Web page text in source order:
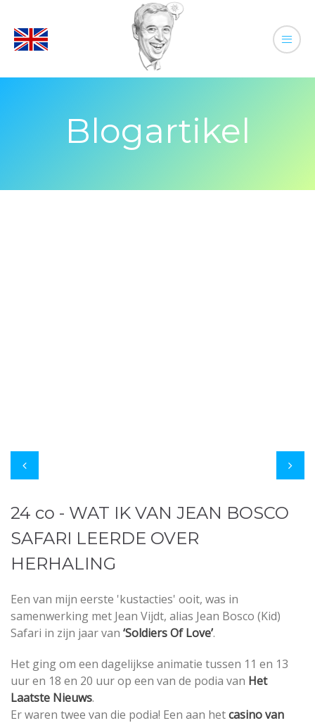
Blogartikel
24 co - WAT IK VAN JEAN BOSCO
SAFARI LEERDE OVER
HERHALING
Een van mijn eerste 'kustacties' ooit, was in
samenwerking met Jean Vijdt, alias Jean Bosco (Kid)
Safari in zijn jaar van ‘Soldiers Of Love’.
Het ging om een dagelijkse animatie tussen 11 en 13
uur en 18 en 20 uur op een van de podia van Het
Laatste Nieuws.
Er waren twee van die podia! Een aan hetcasino van